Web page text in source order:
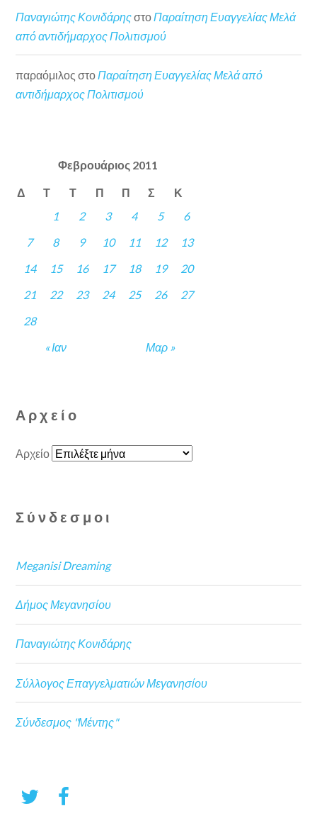
Παναγιώτης Κονιδάρηςστο Παραίτηση Ευαγγελίας Μελά
από αντιδήμαρχος Πολιτισμού
παραόμιλος στοΠαραίτηση Ευαγγελίας Μελά από
αντιδήμαρχος Πολιτισμού
Φεβρουάριος 2011
Δ Τ Τ Π Π Σ Κ
« Ιαν Μαρ »
1 2 3 4 5
6
7
8 9 10 11 12
13
14
15 16 17 18 19
20
21
22 23 24 25 26
27
28
Αρχείο
Αρχείο
Σύνδεσμοι
Meganisi Dreaming
Δήμος Μεγανησίου
Παναγιώτης Κονιδάρης
Σύλλογος Επαγγελματιών Μεγανησίου
Σύνδεσμος "Μέντης"